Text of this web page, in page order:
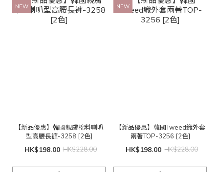
NEW
【新品優惠】韓國親膚棉料喇叭
型高腰長褲-3258 [2色]
HK$198.00 HK$228.00
NEW
【新品優惠】韓國Tweed織外套
兩著TOP-3256 [2色]
HK$198.00 HK$228.00